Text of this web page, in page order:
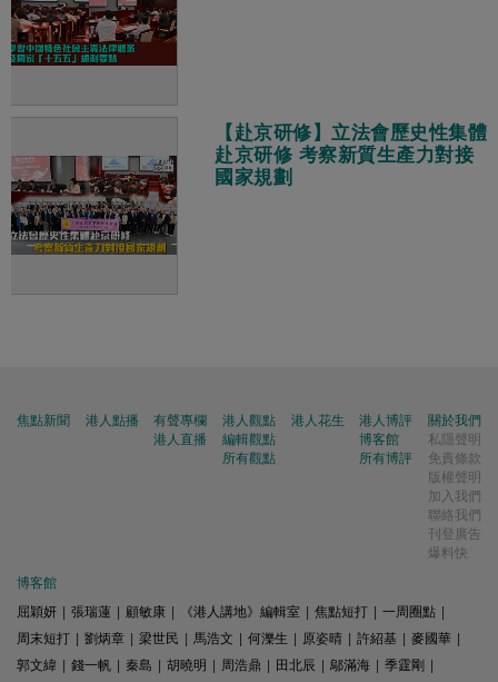
【赴京研修】立法會歷史性集體
赴京研修 考察新質生產力對接
國家規劃
焦點新聞 港人點播
有聲專欄
港人直播
港人觀點
編輯觀點
所有觀點
港人花生
港人博評
博客館
所有博評
關於我們
私隱聲明
免責條款
版權聲明
加入我們
聯絡我們
刊登廣告
爆料快
博客館
屈穎妍 | 張瑞蓮 | 顧敏康 | 《港人講地》編輯室 | 焦點短打 | 一周圈點 |
周末短打 | 劉炳章 | 梁世民 | 馬浩文 | 何濼生 | 原姿晴 | 許紹基 | 麥國華 |
郭文緯 | 錢一帆 | 秦島 | 胡曉明 | 周浩鼎 | 田北辰 | 鄔滿海 | 季霆剛 |